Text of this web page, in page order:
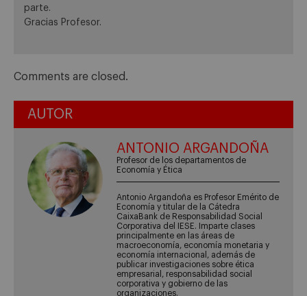
parte.
Gracias Profesor.
Comments are closed.
AUTOR
ANTONIO ARGANDOÑA
Profesor de los departamentos de
Economía y Ética
Antonio Argandoña es Profesor Emérito de
Economía y titular de la Cátedra
CaixaBank de Responsabilidad Social
Corporativa del IESE. Imparte clases
principalmente en las áreas de
macroeconomía, economía monetaria y
economía internacional, además de
publicar investigaciones sobre ética
empresarial, responsabilidad social
corporativa y gobierno de las
organizaciones.